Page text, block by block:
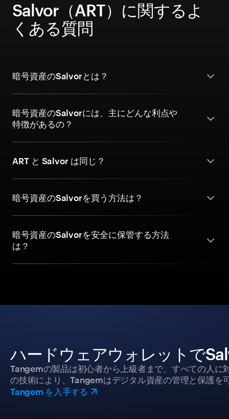
Salvor（ART）に関するよ
くある質問
暗号資産のSalvorとは？
暗号資産のSalvorには、主にどんな利点や
特徴があるの？
ART と Salvor は同じ？
暗号資産のSalvorを買う方法は？
暗号資産のSalvorを安全に保管する方法
は？
ハードウェアウォレットで
Tangemの製品は初心者から上級者まで、すべての人に
の技術により、Tangemはデジタル資産の管理と保護を
Tangem を入手する